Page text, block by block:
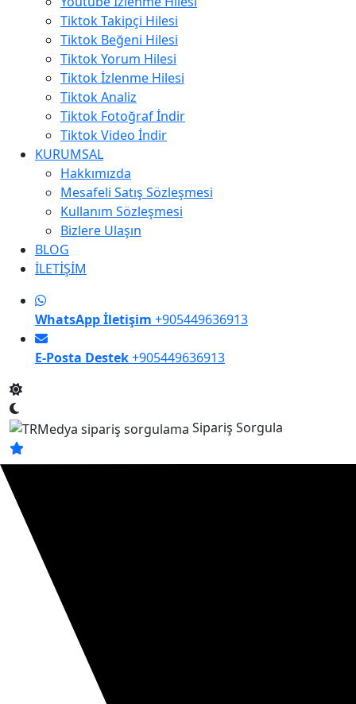
Tiktok Takipçi Hilesi
Tiktok Beğeni Hilesi
Tiktok Yorum Hilesi
Tiktok İzlenme Hilesi
Tiktok Analiz
Tiktok Fotoğraf İndir
Tiktok Video İndir
KURUMSAL
Hakkımızda
Mesafeli Satış Sözleşmesi
Kullanım Sözleşmesi
Bizlere Ulaşın
BLOG
İLETİŞİM
WhatsApp İletişim +905449636913
E-Posta Destek+905449636913
Sipariş Sorgula